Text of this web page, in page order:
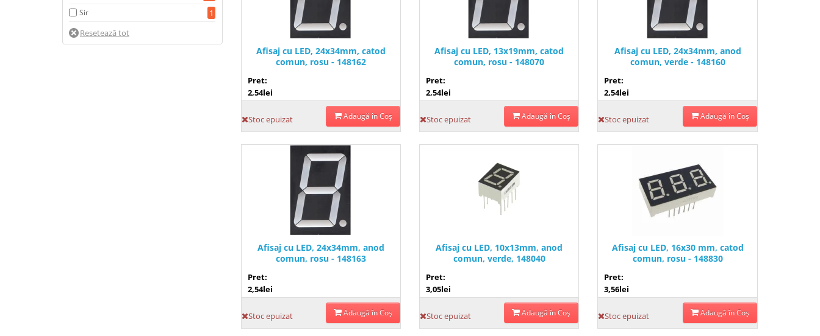
Sir 1
Afisaj cu LED, 24x34mm, catod
comun, rosu - 148162
Pret:
2,54lei
Stoc epuizat Adaugă în Coş
Afisaj cu LED, 13x19mm, catod
comun, rosu - 148070
Pret:
2,54lei
Stoc epuizat Adaugă în Coş
Afisaj cu LED, 24x34mm, anod
comun, verde - 148160
Pret:
2,54lei
Stoc epuizat Adaugă în Coş
Afisaj cu LED, 24x34mm, anod
comun, rosu - 148163
Pret:
2,54lei
Stoc epuizat Adaugă în Coş
Afisaj cu LED, 10x13mm, anod
comun, verde, 148040
Pret:
3,05lei
Stoc epuizat Adaugă în Coş
Afisaj cu LED, 16x30 mm, catod
comun, rosu - 148830
Pret:
3,56lei
Stoc epuizat Adaugă în Coş